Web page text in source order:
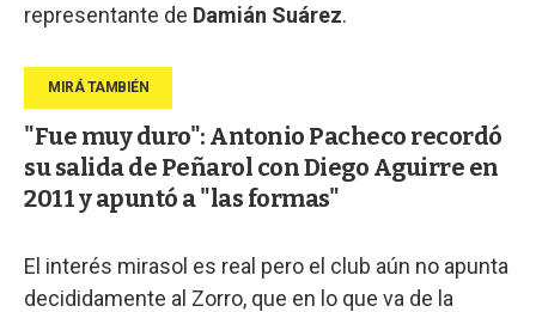
representante de Damián Suárez.
"Fue muy duro": Antonio Pacheco recordó
su salida de Peñarol con Diego Aguirre en
2011 y apuntó a "las formas"
El interés mirasol es real pero el club aún no apunta
decididamente al Zorro, que en lo que va de la